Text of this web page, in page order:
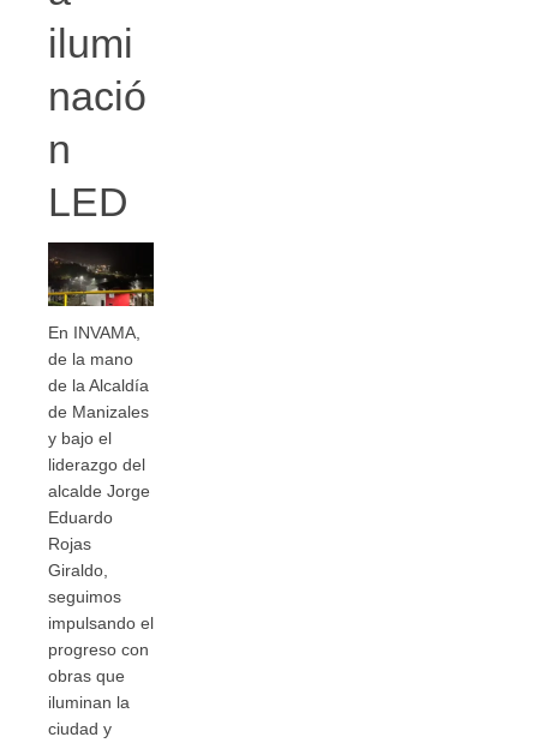
ilumi
nació
n
LED
En INVAMA,
de la mano
de la Alcaldía
de Manizales
y bajo el
liderazgo del
alcalde Jorge
Eduardo
Rojas
Giraldo,
seguimos
impulsando el
progreso con
obras que
iluminan la
ciudad y